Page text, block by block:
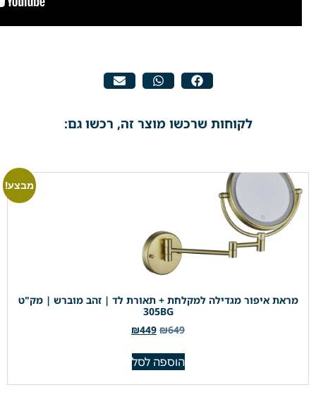
לקוחות שרכשו מוצר זה, רכשו גם:
מבצע!
מראת איפור מגדילה למקלחת + תאורת לד | זהב מוברש | מק"ט
305BG
₪649
₪449
הוספה לסל